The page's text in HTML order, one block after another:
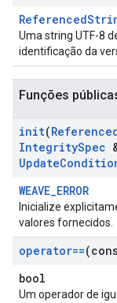
Uma string UTF-8
identificação da
Funções
init(
IntegritySpec
Update
WEAVE_ERROR
Inicialize
valores fornecidos.
operator==
bool
Um operador de